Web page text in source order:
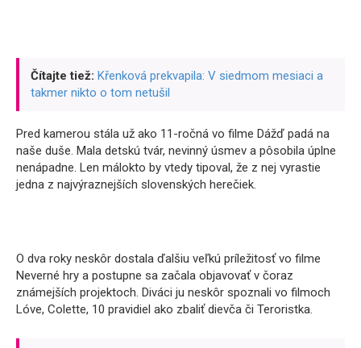
Čítajte tiež: Křenková prekvapila: V siedmom mesiaci a
takmer nikto o tom netušil
Pred kamerou stála už ako 11-ročná vo filme Dážď padá na
naše duše. Mala detskú tvár, nevinný úsmev a pôsobila úplne
nenápadne. Len málokto by vtedy tipoval, že z nej vyrastie
jedna z najvýraznejších slovenských herečiek.
O dva roky neskôr dostala ďalšiu veľkú príležitosť vo filme
Neverné hry a postupne sa začala objavovať v čoraz
známejších projektoch. Diváci ju neskôr spoznali vo filmoch
Lóve, Colette, 10 pravidiel ako zbaliť dievča či Teroristka.